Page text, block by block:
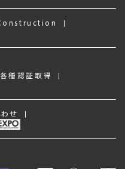
各種認証取得
せ